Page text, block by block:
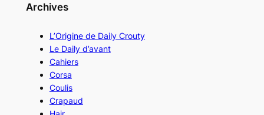
Archives
L’Origine de Daily Crouty
Le Daily d’avant
Cahiers
Corsa
Coulis
Crapaud